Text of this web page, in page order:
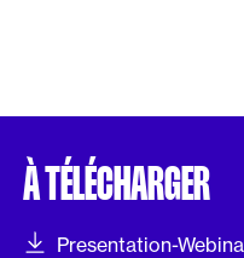
À TÉLÉCHARGER
Presentation-